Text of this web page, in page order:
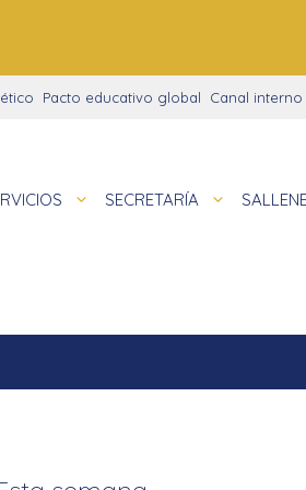
Pacto educativo global Canal
didácticas
SECRETARÍA